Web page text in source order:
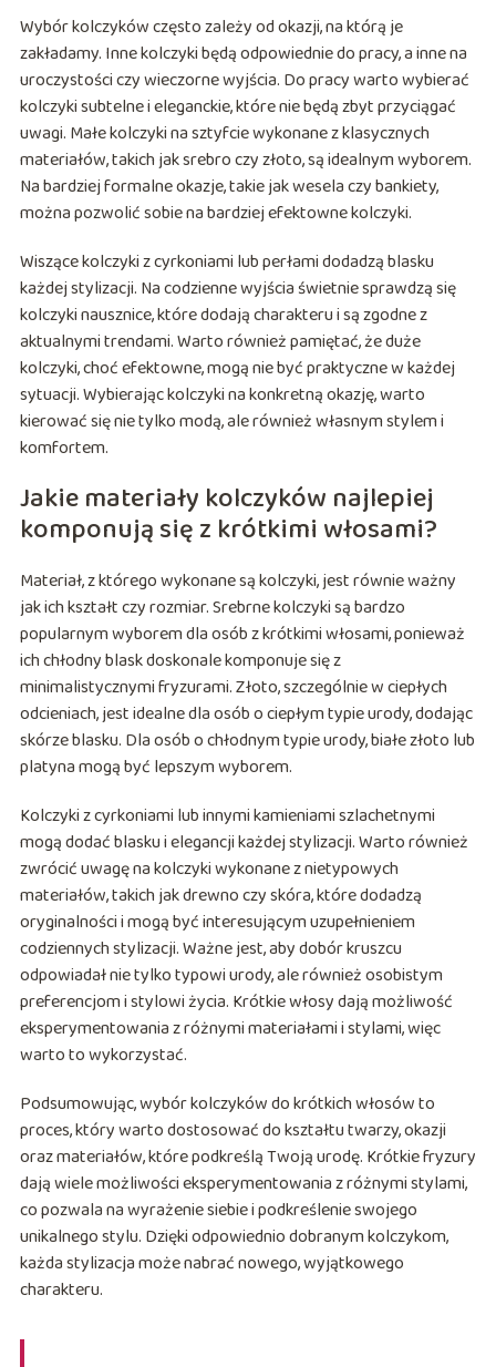
Wybór kolczyków często zależy od okazji, na którą je
zakładamy. Inne kolczyki będą odpowiednie do pracy, a inne na
uroczystości czy wieczorne wyjścia. Do pracy warto wybierać
kolczyki subtelne i eleganckie, które nie będą zbyt przyciągać
uwagi. Małe kolczyki na sztyfcie wykonane z klasycznych
materiałów, takich jak srebro czy złoto, są idealnym wyborem.
Na bardziej formalne okazje, takie jak wesela czy bankiety,
można pozwolić sobie na bardziej efektowne kolczyki.
Wiszące kolczyki z cyrkoniami lub perłami dodadzą blasku
każdej stylizacji. Na codzienne wyjścia świetnie sprawdzą się
kolczyki nausznice, które dodają charakteru i są zgodne z
aktualnymi trendami. Warto również pamiętać, że duże
kolczyki, choć efektowne, mogą nie być praktyczne w każdej
sytuacji. Wybierając kolczyki na konkretną okazję, warto
kierować się nie tylko modą, ale również własnym stylem i
komfortem.
Jakie materiały kolczyków najlepiej
komponują się z krótkimi włosami?
Materiał, z którego wykonane są kolczyki, jest równie ważny
jak ich kształt czy rozmiar. Srebrne kolczyki są bardzo
popularnym wyborem dla osób z krótkimi włosami, ponieważ
ich chłodny blask doskonale komponuje się z
minimalistycznymi fryzurami. Złoto, szczególnie w ciepłych
odcieniach, jest idealne dla osób o ciepłym typie urody, dodając
skórze blasku. Dla osób o chłodnym typie urody, białe złoto lub
platyna mogą być lepszym wyborem.
Kolczyki z cyrkoniami lub innymi kamieniami szlachetnymi
mogą dodać blasku i elegancji każdej stylizacji. Warto również
zwrócić uwagę na kolczyki wykonane z nietypowych
materiałów, takich jak drewno czy skóra, które dodadzą
oryginalności i mogą być interesującym uzupełnieniem
codziennych stylizacji. Ważne jest, aby dobór kruszcu
odpowiadał nie tylko typowi urody, ale również osobistym
preferencjom i stylowi życia. Krótkie włosy dają możliwość
eksperymentowania z różnymi materiałami i stylami, więc
warto to wykorzystać.
Podsumowując, wybór kolczyków do krótkich włosów to
proces, który warto dostosować do kształtu twarzy, okazji
oraz materiałów, które podkreślą Twoją urodę. Krótkie fryzury
dają wiele możliwości eksperymentowania z różnymi stylami,
co pozwala na wyrażenie siebie i podkreślenie swojego
unikalnego stylu. Dzięki odpowiednio dobranym kolczykom,
każda stylizacja może nabrać nowego, wyjątkowego
charakteru.